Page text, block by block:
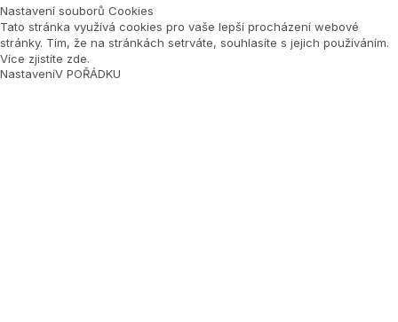
Nastavení souborů Cookies
Tato stránka využívá cookies pro vaše lepší procházení webové
stránky. Tím, že na stránkách setrváte, souhlasíte s jejich používáním.
Více zjistíte zde.
NastaveníV POŘÁDKU